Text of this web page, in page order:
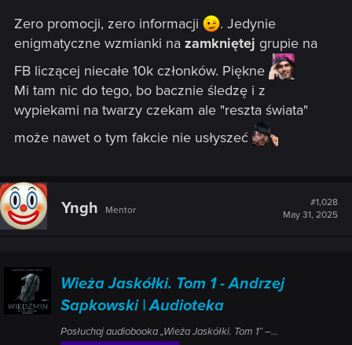
Zero promocji, zero informacji
. Jedynie
enigmatyczne wzmianki na zamkniętej grupie na
FB liczącej niecałe 10k członków. Piękne
Mi tam nic do tego, bo bacznie śledzę i z
wypiekami na twarzy czekam ale "reszta świata"
może nawet o tym fakcie nie usłyszeć
Yngh Mentor
#1,028
May 31, 2025
Wieża Jaskółki. Tom 1 - Andrzej
Sapkowski | Audioteka
Posłuchaj audiobooka „Wieża Jaskółki. Tom 1” –...